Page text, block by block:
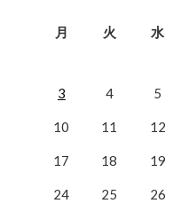
月 火 水
3 4 5
10 11 12
17 18 19
24 25 26